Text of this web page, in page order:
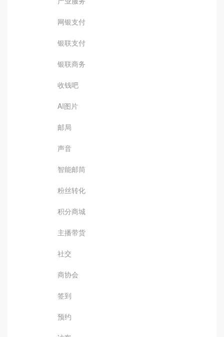
网银支付
银联支付
银联商务
收钱吧
AI图片
邮局
声音
智能邮筒
粉丝转化
积分商城
主播带货
社交
商协会
签到
预约